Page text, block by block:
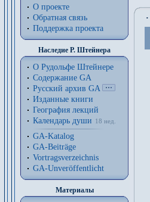
О проекте
Обратная связь
Поддержка проекта
Наследие Р. Штейнера
О Рудольфе Штейнере
Содержание GA
Русский архив GA
Изданные книги
География лекций
Календарь души
18 нед.
GA-Katalog
GA-Beiträge
Vortragsverzeichnis
GA-Unveröffentlicht
Материалы
·